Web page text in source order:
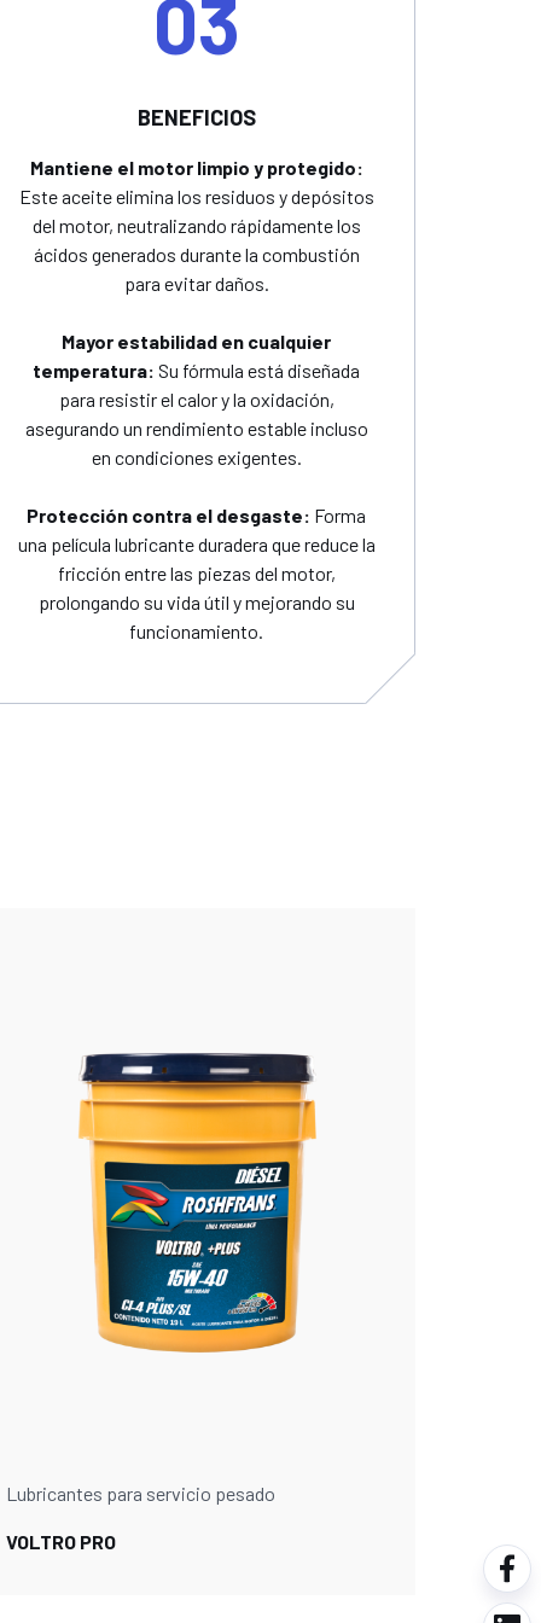
03
BENEFICIOS
Mantiene el motor limpio y protegido:
Este aceite elimina los residuos y depósitos
del motor, neutralizando rápidamente los
ácidos generados durante la combustión
para evitar daños.
Mayor estabilidad en cualquier
temperatura: Su fórmula está diseñada
para resistir el calor y la oxidación,
asegurando un rendimiento estable incluso
en condiciones exigentes.
Protección contra el desgaste: Forma
una película lubricante duradera que reduce la
fricción entre las piezas del motor,
prolongando su vida útil y mejorando su
funcionamiento.
Lubricantes para servicio pesado
VOLTRO PRO